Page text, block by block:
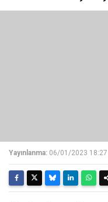
Yayınlanma: 06/01/2023 18:27